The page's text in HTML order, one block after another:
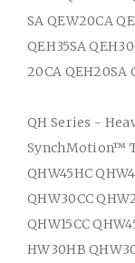
SA QEW20CA
QEH35SA
20CA QEH20SA
QH Series -
SynchMotion™
QHW45HC
QHW30CC
QHW15CC
HW30HB